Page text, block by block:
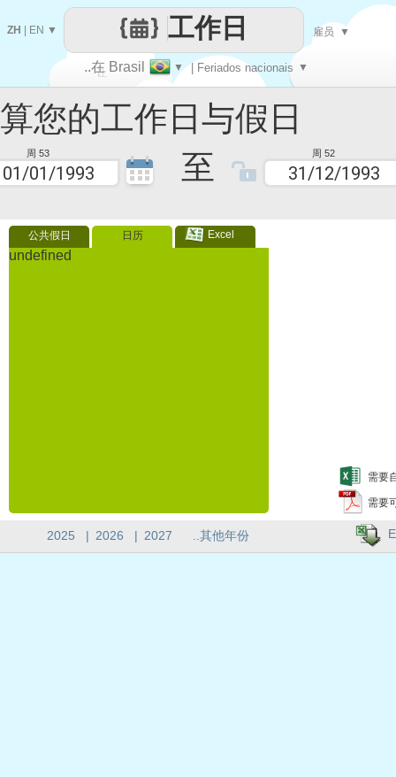
工作日与假日
周 53 至 周 52
公共假日 日历 Excel
undefined
需要
需要
让
每一天
..在 Brasil ▼ | Feriados nacionais ▼
工作日
ZH EN ▼ 雇员 ▼
2025 | 2026 | 2027 ..其他年份